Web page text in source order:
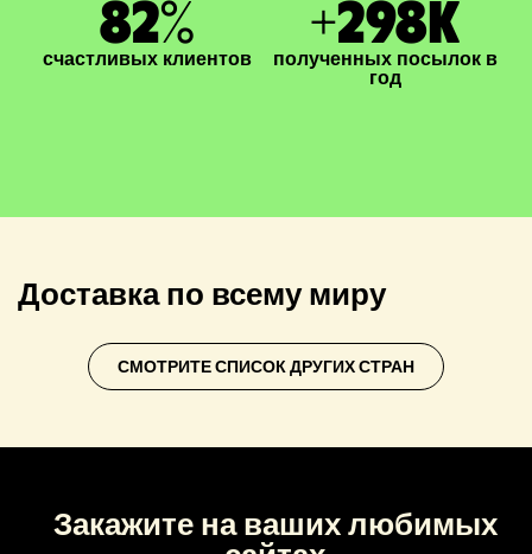
83%
счастливых клиентов
+300K
полученных посылок в
год
Доставка по всему миру
СМОТРИТЕ СПИСОК ДРУГИХ СТРАН
Закажите на ваших любимых